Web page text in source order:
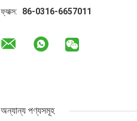
ফ্যাক্স:
86-0316-6657011
অন্যান্য পণ্যসমূহ